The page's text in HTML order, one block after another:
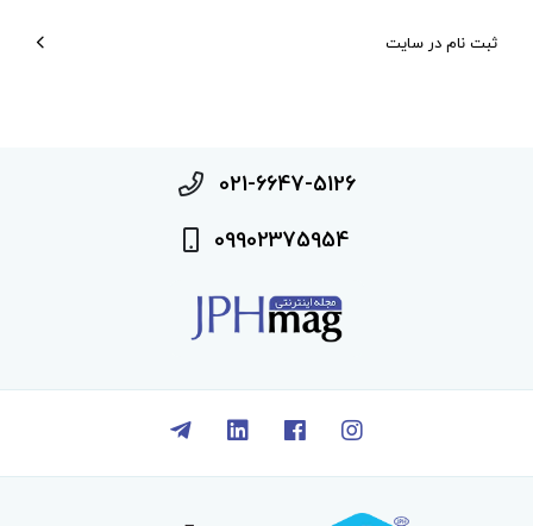
ثبت نام در سایت
021-6647-5126
09902375954